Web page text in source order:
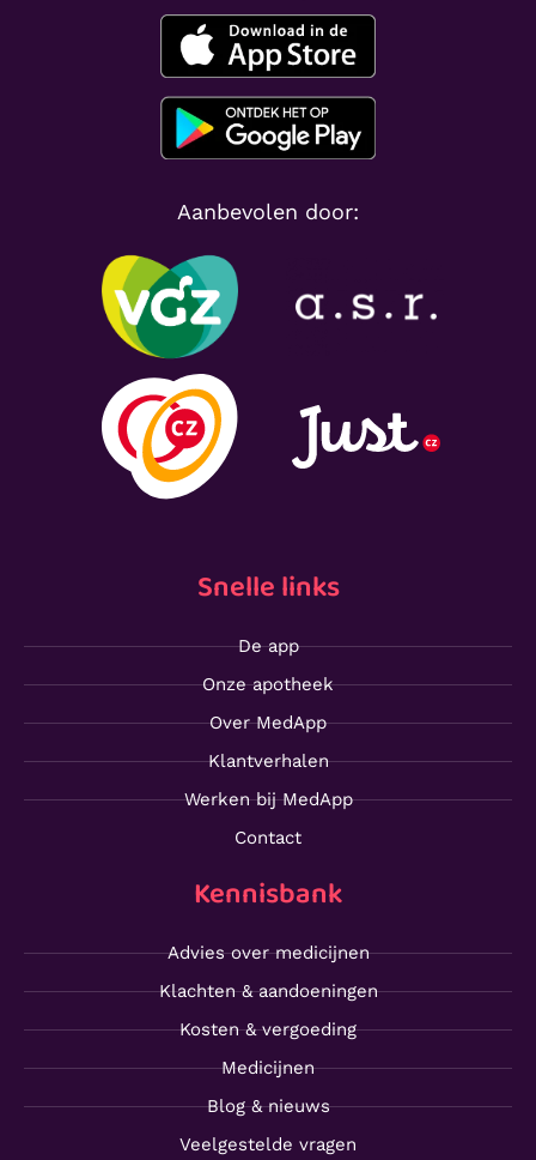
Aanbevolen door:
Snelle links
De app
Onze apotheek
Over MedApp
Klantverhalen
Werken bij MedApp
Contact
Kennisbank
Advies over medicijnen
Klachten & aandoeningen
Kosten & vergoeding
Medicijnen
Blog & nieuws
Veelgestelde vragen